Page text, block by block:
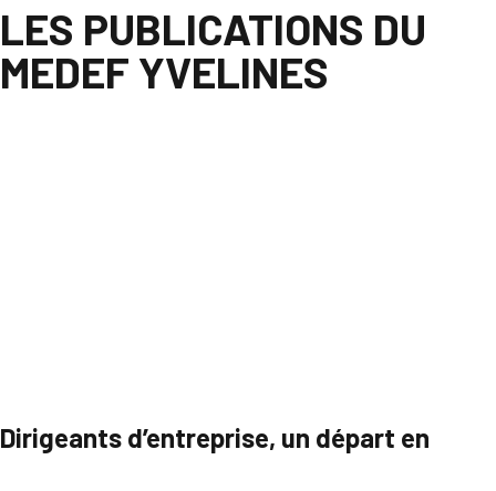
LES PUBLICATIONS DU
MEDEF YVELINES
Dirigeants d’entreprise, un départ en